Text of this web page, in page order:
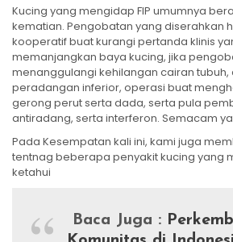
Kucing yang mengidap FIP umumnya
kematian. Pengobatan yang diserahkan
kooperatif buat kurangi pertanda klinis
memanjangkan baya kucing, jika
menanggulangi kehilangan cairan tubuh,
peradangan inferior, operasi buat
gerong perut serta dada, serta pula
antiradang, serta interferon. Semacam
Pada Kesempatan kali ini, kami juga
tentnag beberapa penyakit kucing yang
ketahui
Baca Juga :